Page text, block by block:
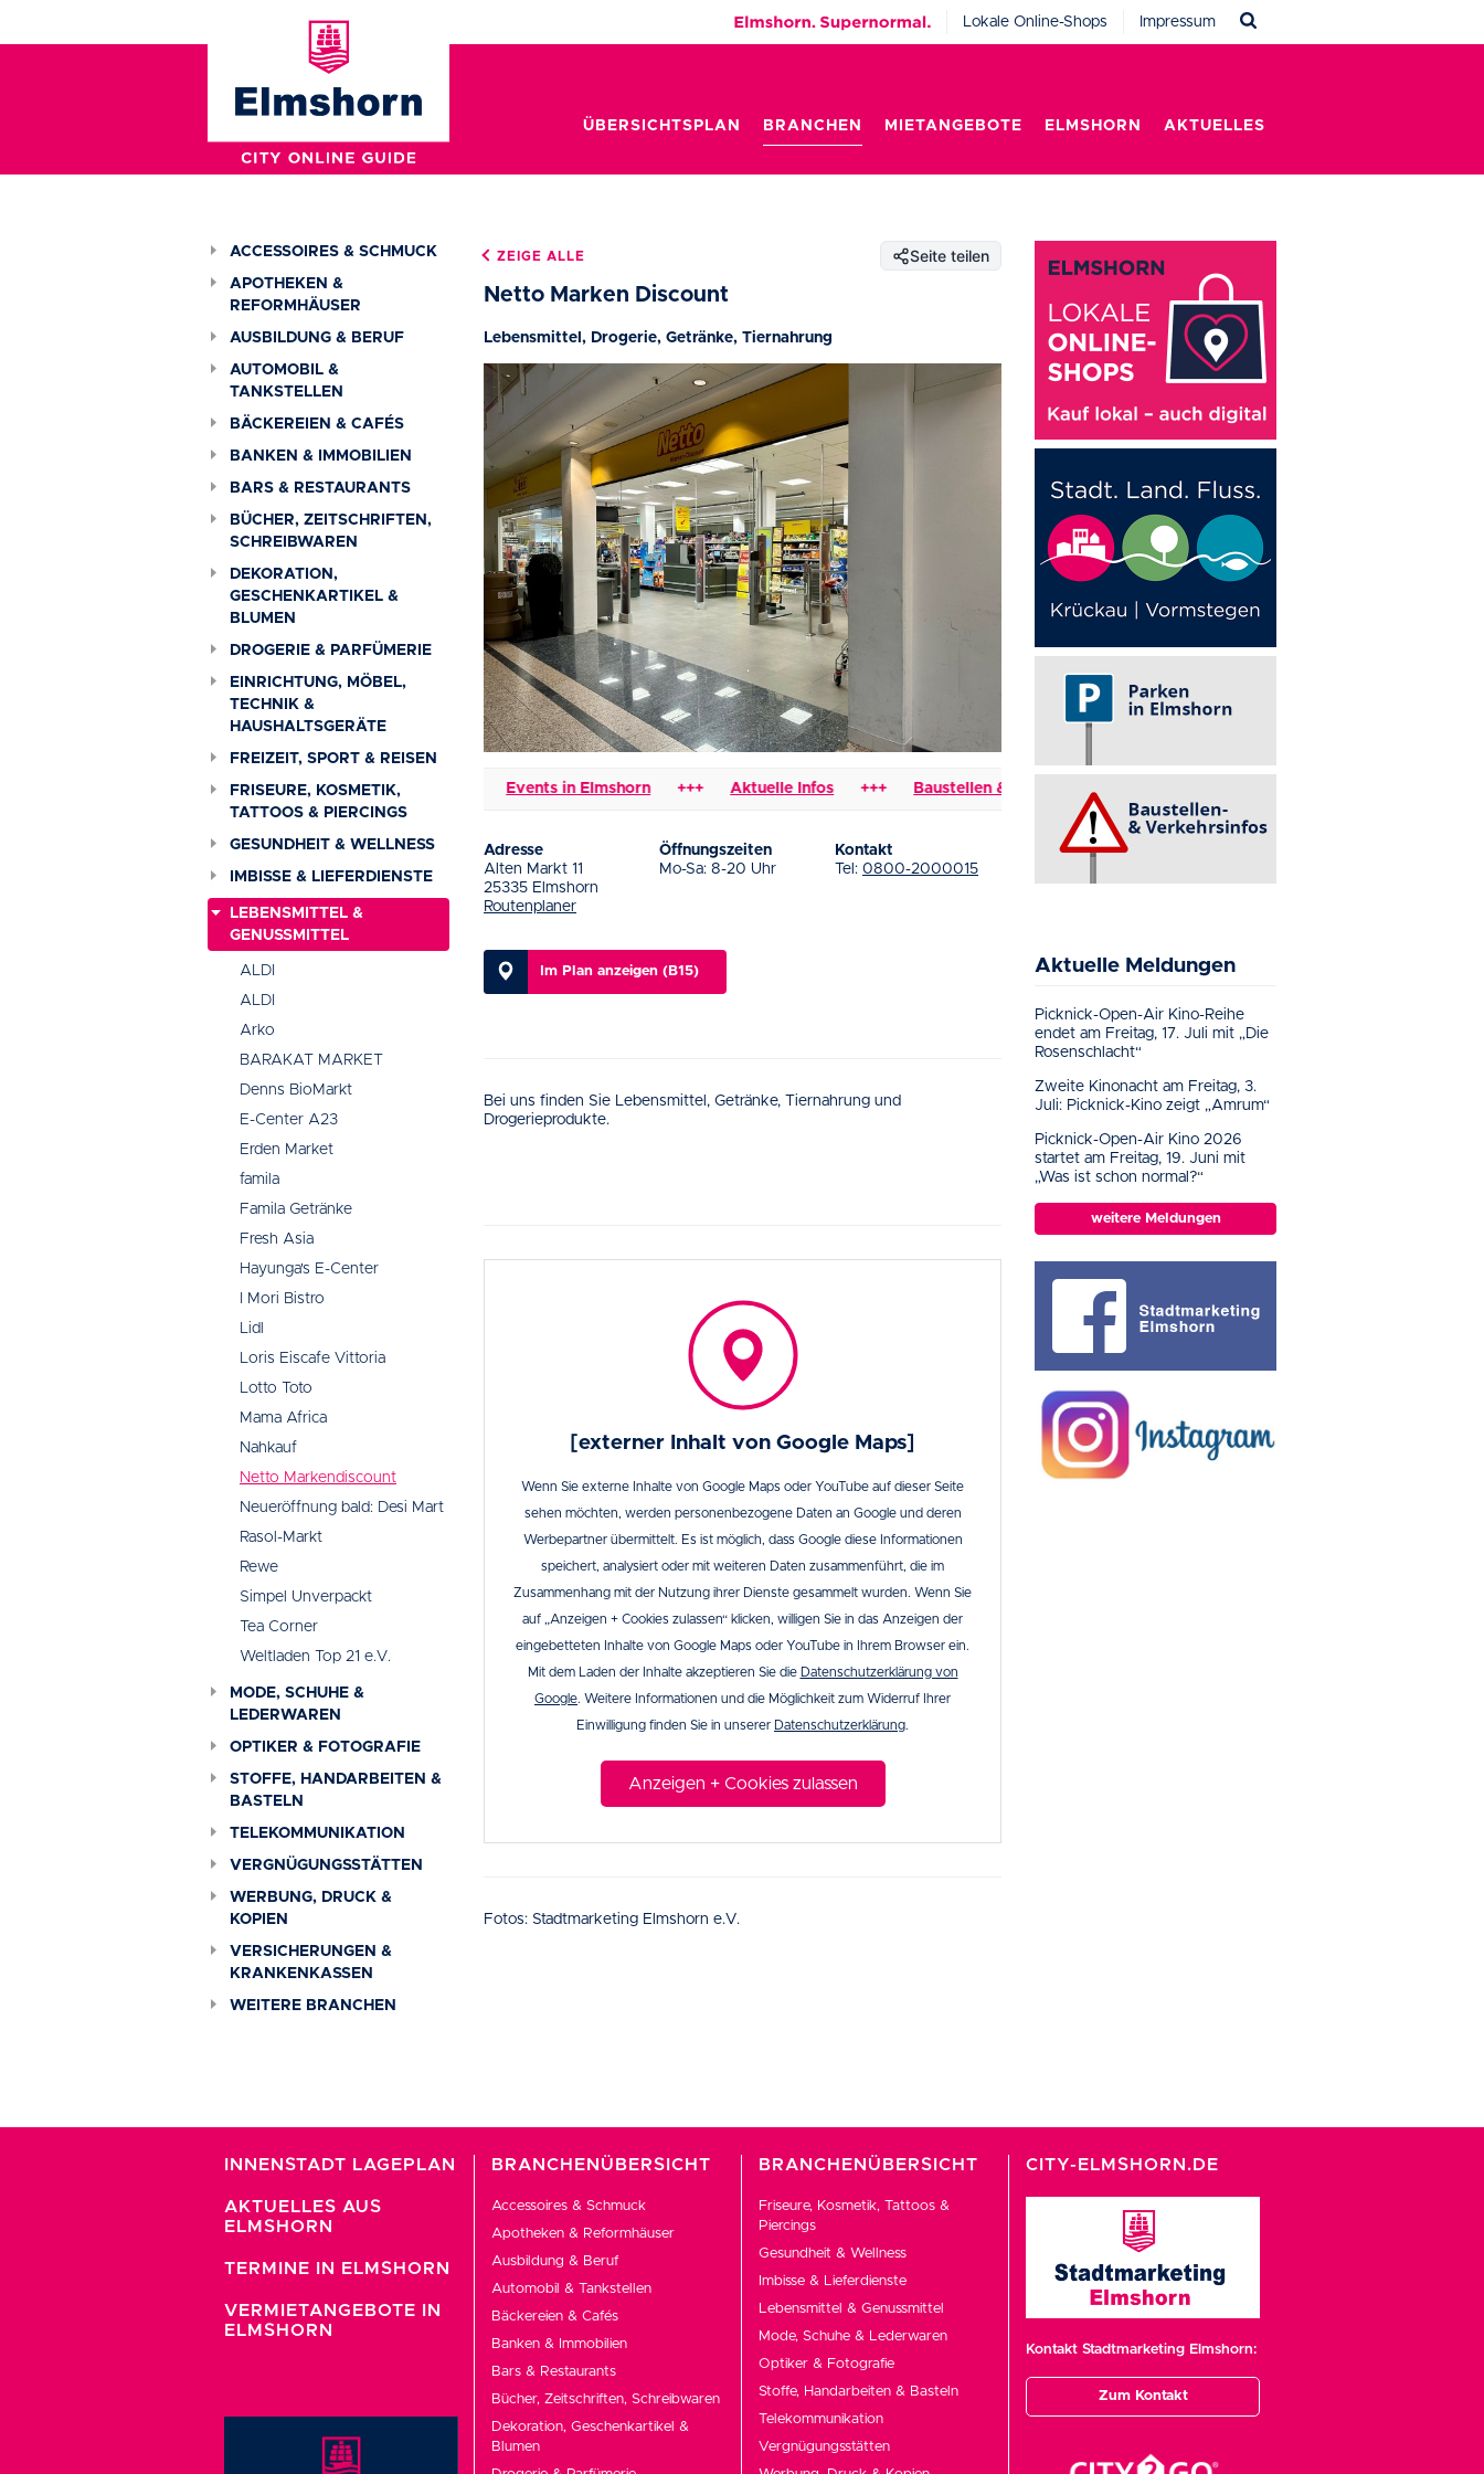
Lokale Online-Shops Impressum
ÜBERSICHTSPLAN BRANCHEN MIETANGEBOTE ELMSHORN AKTUELLES
ACCESSOIRES & SCHMUCK
APOTHEKEN &
REFORMHÄUSER
AUSBILDUNG & BERUF
AUTOMOBIL &
TANKSTELLEN
BÄCKEREIEN & CAFÉS
BANKEN & IMMOBILIEN
BARS & RESTAURANTS
BÜCHER, ZEITSCHRIFTEN,
SCHREIBWAREN
DEKORATION,
GESCHENKARTIKEL &
BLUMEN
DROGERIE & PARFÜMERIE
EINRICHTUNG, MÖBEL,
TECHNIK &
HAUSHALTSGERÄTE
FREIZEIT, SPORT & REISEN
FRISEURE, KOSMETIK,
TATTOOS & PIERCINGS
GESUNDHEIT & WELLNESS
IMBISSE & LIEFERDIENSTE
LEBENSMITTEL &
GENUSSMITTEL
ALDI
ALDI
Arko
BARAKAT MARKET
Denns BioMarkt
E-Center A23
Erden Market
famila
Famila Getränke
Fresh Asia
Hayunga's E-Center
I Mori Bistro
Lidl
Loris Eiscafe Vittoria
Lotto Toto
Mama Africa
Nahkauf
Netto Markendiscount
Neueröffnung bald: Desi Mart
Rasol-Markt
Rewe
Simpel Unverpackt
Tea Corner
Weltladen Top 21 e.V.
MODE, SCHUHE &
LEDERWAREN
OPTIKER & FOTOGRAFIE
STOFFE, HANDARBEITEN &
BASTELN
TELEKOMMUNIKATION
VERGNÜGUNGSSTÄTTEN
WERBUNG, DRUCK &
KOPIEN
VERSICHERUNGEN &
KRANKENKASSEN
WEITERE BRANCHEN
ZEIGE ALLE Seite teilen
Netto Marken Discount
Lebensmittel, Drogerie, Getränke, Tiernahrung
Baustellen & Verkehrsbehinderungen Events in Elmshorn +++ Aktuelle Infos +++ Baustellen & Verkehrsbehinderungen
Adresse
Alten Markt 11
25335 Elmshorn
Routenplaner
Öffnungszeiten
Mo-Sa: 8-20 Uhr
Kontakt
Tel: 0800-2000015
Im Plan anzeigen (B15)
Bei uns finden Sie Lebensmittel, Getränke, Tiernahrung und
Drogerieprodukte.
[externer Inhalt von Google Maps]
Wenn Sie externe Inhalte von Google Maps oder YouTube auf dieser Seite
sehen möchten, werden personenbezogene Daten an Google und deren
Werbepartner übermittelt. Es ist möglich, dass Google diese Informationen
speichert, analysiert oder mit weiteren Daten zusammenführt, die im
Zusammenhang mit der Nutzung ihrer Dienste gesammelt wurden. Wenn Sie
auf „Anzeigen + Cookies zulassen“ klicken, willigen Sie in das Anzeigen der
eingebetteten Inhalte von Google Maps oder YouTube in Ihrem Browser ein.
Mit dem Laden der Inhalte akzeptieren Sie die
Datenschutzerklärung von
Google. Weitere Informationen und die Möglichkeit zum Widerruf Ihrer
Einwilligung finden Sie in unserer
Datenschutzerklärung.
Anzeigen + Cookies zulassen
Fotos: Stadtmarketing Elmshorn e.V.
Aktuelle Meldungen
Picknick-Open-Air Kino-Reihe
endet am Freitag, 17. Juli mit „Die
Rosenschlacht“
Zweite Kinonacht am Freitag, 3.
Juli: Picknick-Kino zeigt „Amrum“
Picknick-Open-Air Kino 2026
startet am Freitag, 19. Juni mit
„Was ist schon normal?“
weitere Meldungen
INNENSTADT LAGEPLAN
AKTUELLES AUS
ELMSHORN
TERMINE IN ELMSHORN
VERMIETANGEBOTE IN
ELMSHORN
BRANCHENÜBERSICHT
Accessoires & Schmuck
Apotheken & Reformhäuser
Ausbildung & Beruf
Automobil & Tankstellen
Bäckereien & Cafés
Banken & Immobilien
Bars & Restaurants
Bücher, Zeitschriften, Schreibwaren
Dekoration, Geschenkartikel &
Blumen
BRANCHENÜBERSICHT
Friseure, Kosmetik, Tattoos &
Piercings
Gesundheit & Wellness
Imbisse & Lieferdienste
Lebensmittel & Genussmittel
Mode, Schuhe & Lederwaren
Optiker & Fotografie
Stoffe, Handarbeiten & Basteln
Telekommunikation
Vergnügungsstätten
CITY-ELMSHORN.DE
Kontakt Stadtmarketing Elmshorn:
Zum Kontakt